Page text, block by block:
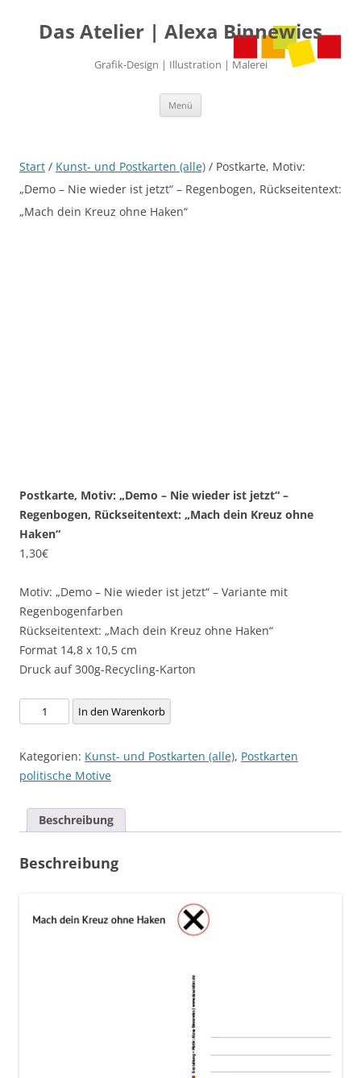
Das Atelier | Alexa Binnewies
Grafik-Design | Illustration | Malerei
Menü
Start / Kunst- und Postkarten (alle) / Postkarte, Motiv:
„Demo – Nie wieder ist jetzt“ – Regenbogen, Rückseitentext:
„Mach dein Kreuz ohne Haken“
Postkarte, Motiv: „Demo – Nie wieder ist jetzt“ –
Regenbogen, Rückseitentext: „Mach dein Kreuz ohne
Haken“
1,30€
Motiv: „Demo – Nie wieder ist jetzt“ – Variante mit
Regenbogenfarben
Rückseitentext: „Mach dein Kreuz ohne Haken“
Format 14,8 x 10,5 cm
Druck auf 300g-Recycling-Karton
Postkarte,
Motiv:
–
Nie
–
"Mach
In den Warenkorb
Kategorien: Kunst- und Postkarten (alle), Postkarten
politische Motive
Beschreibung
Beschreibung